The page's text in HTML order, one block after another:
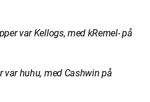
var Kellogs, med kRemel- på
var huhu, med Cashwin på